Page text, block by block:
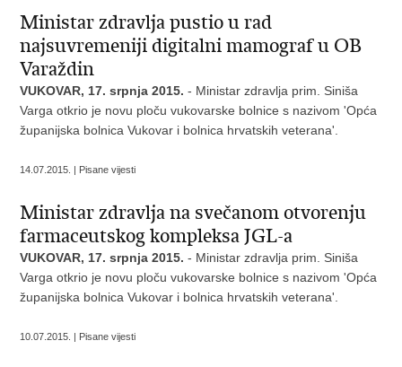
Ministar zdravlja pustio u rad
najsuvremeniji digitalni mamograf u OB
Varaždin
VUKOVAR, 17. srpnja 2015.- Ministar zdravlja prim. Siniša
Varga otkrio je novu ploču vukovarske bolnice s nazivom 'Opća
županijska bolnica Vukovar i bolnica hrvatskih veterana'.
14.07.2015. | Pisane vijesti
Ministar zdravlja na svečanom otvorenju
farmaceutskog kompleksa JGL-a
VUKOVAR, 17. srpnja 2015.- Ministar zdravlja prim. Siniša
Varga otkrio je novu ploču vukovarske bolnice s nazivom 'Opća
županijska bolnica Vukovar i bolnica hrvatskih veterana'.
10.07.2015. | Pisane vijesti